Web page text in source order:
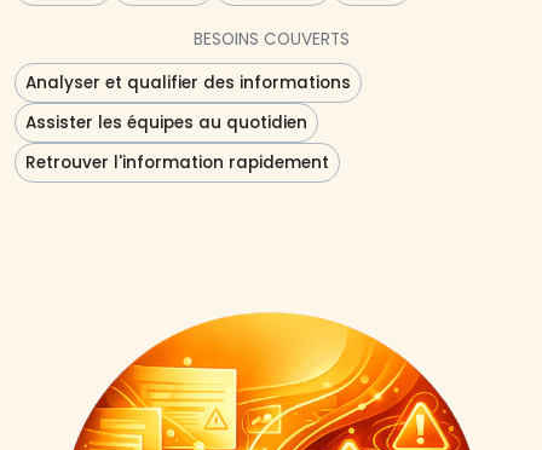
BESOINS COUVERTS
Analyser et qualifier des informations
Assister les équipes au quotidien
Retrouver l'information rapidement